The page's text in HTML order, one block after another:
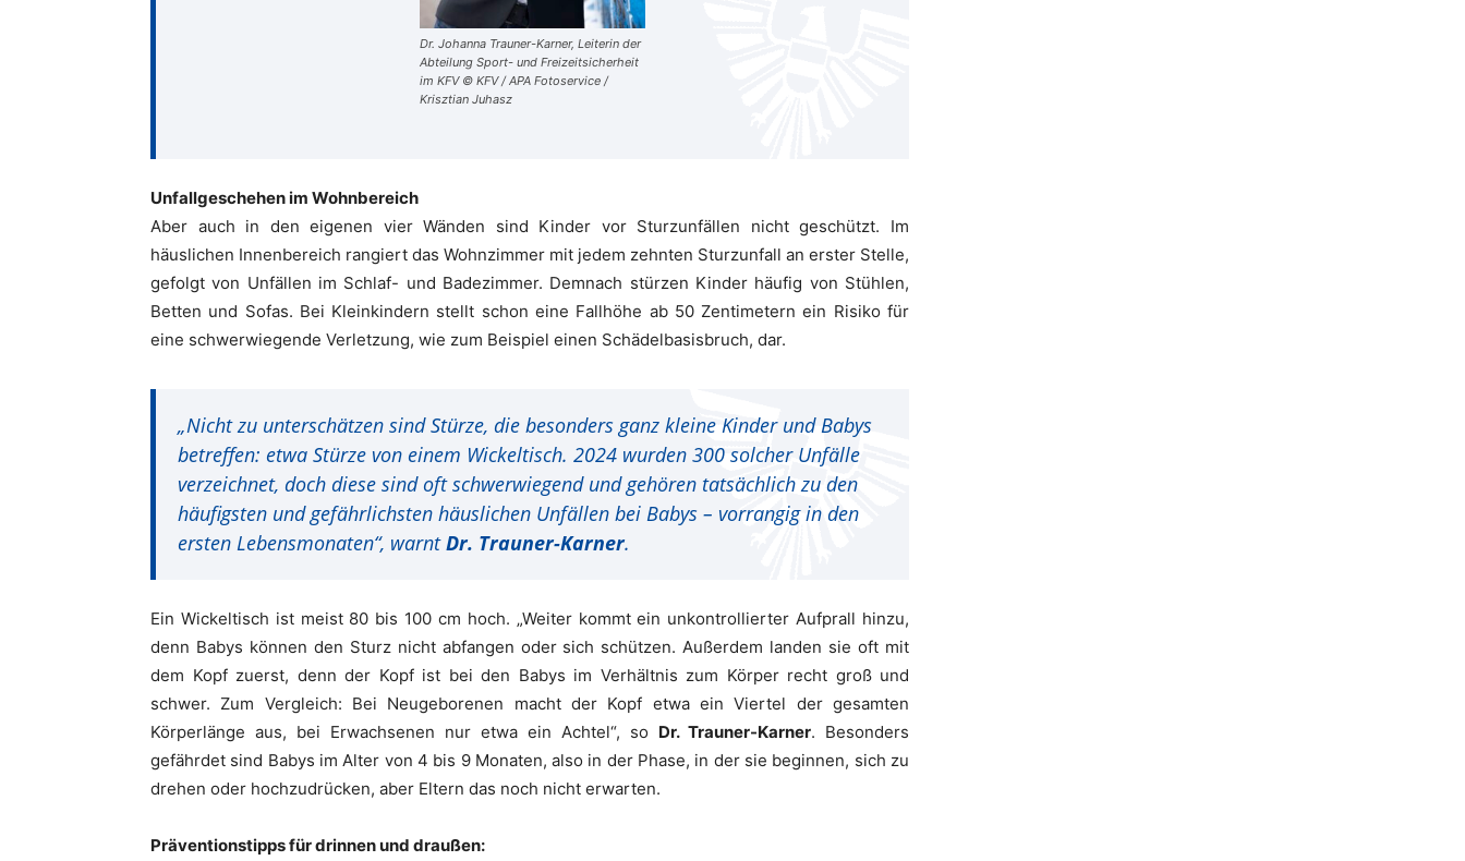
Dr. Johanna Trauner-Karner, Leiterin der
Abteilung Sport- und Freizeitsicherheit
im KFV © KFV / APA Fotoservice /
Krisztian Juhasz
Unfallgeschehen im Wohnbereich
Aber auch in den eigenen vier Wänden sind Kinder vor Sturzunfällen nicht geschützt. Im
häuslichen Innenbereich rangiert das Wohnzimmer mit jedem zehnten Sturzunfall an erster Stelle,
gefolgt von Unfällen im Schlaf- und Badezimmer. Demnach stürzen Kinder häufig von Stühlen,
Betten und Sofas. Bei Kleinkindern stellt schon eine Fallhöhe ab 50 Zentimetern ein Risiko für
eine schwerwiegende Verletzung, wie zum Beispiel einen Schädelbasisbruch, dar.
„Nicht zu unterschätzen sind Stürze, die besonders ganz kleine Kinder und Babys
betreffen: etwa Stürze von einem Wickeltisch. 2024 wurden 300 solcher Unfälle
verzeichnet, doch diese sind oft schwerwiegend und gehören tatsächlich zu den
häufigsten und gefährlichsten häuslichen Unfällen bei Babys – vorrangig in den
ersten Lebensmonaten“, warntDr. Trauner-Karner.
Ein Wickeltisch ist meist 80 bis 100 cm hoch. „Weiter kommt ein unkontrollierter Aufprall hinzu,
denn Babys können den Sturz nicht abfangen oder sich schützen. Außerdem landen sie oft mit
dem Kopf zuerst, denn der Kopf ist bei den Babys im Verhältnis zum Körper recht groß und
schwer. Zum Vergleich: Bei Neugeborenen macht der Kopf etwa ein Viertel der gesamten
Körperlänge aus, bei Erwachsenen nur etwa ein Achtel“, so Dr. Trauner-Karner. Besonders
gefährdet sind Babys im Alter von 4 bis 9 Monaten, also in der Phase, in der sie beginnen, sich zu
drehen oder hochzudrücken, aber Eltern das noch nicht erwarten.
Präventionstipps für drinnen und draußen: